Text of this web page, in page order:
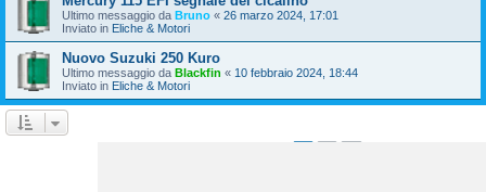
Ultimo messaggio da Bruno « 26 marzo 2024, 17:01
Inviato in Eliche & Motori
Nuovo Suzuki 250 Kuro
Ultimo messaggio da Blackfin « 10 febbraio 2024, 18:44
Inviato in Eliche & Motori